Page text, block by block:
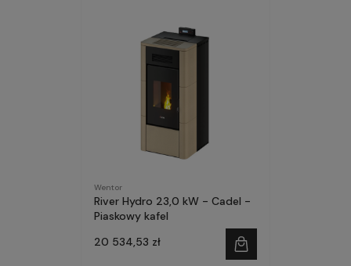
Wentor
River Hydro 23,0 kW - Cadel -
Piaskowy kafel
20 534,53 zł